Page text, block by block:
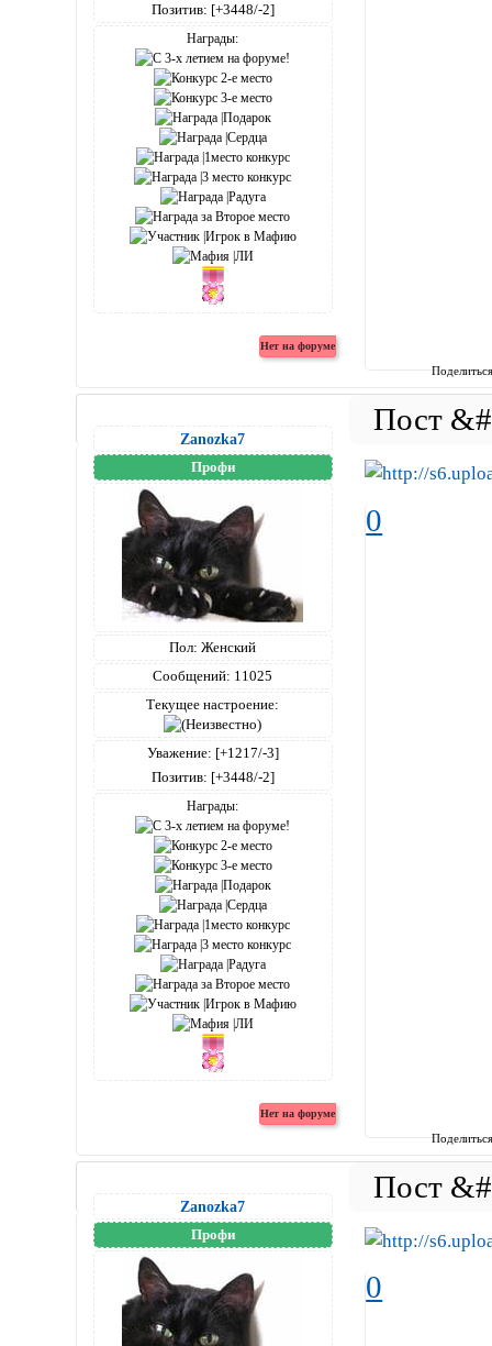
Позитив: [+3448/-2]
Награды:
Zanozka7
Профи
Пол: Женский
Сообщений: 11025
Текущее настроение:
Уважение: [+1217/-3]
Позитив: [+3448/-2]
Награды:
0
Zanozka7
Профи
0